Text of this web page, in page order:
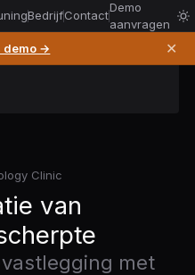
BedrijfContact
Demo
aanvragen
demo → ✕
Clinic
van
met